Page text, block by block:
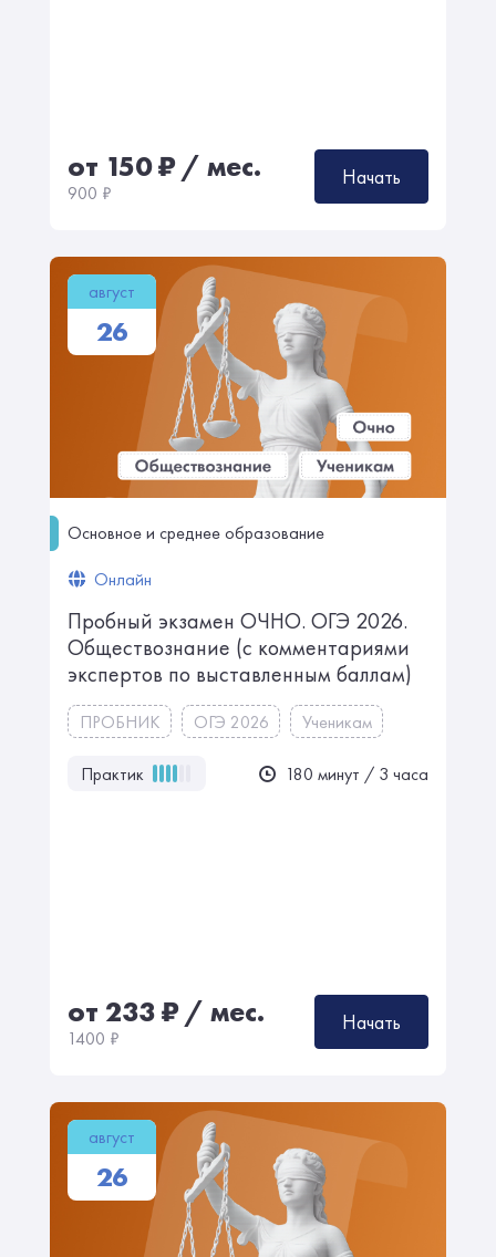
от 150₽/ мес.
900 ₽
Начать
август
26
Основное и среднее образование
Онлайн
Пробный экзамен ОЧНО. ㅤㅤㅤОГЭ 2026.
Обществознание ㅤㅤ(с комментариями
экспертов по выставленным баллам)
ПРОБНИК ОГЭ 2026 Ученикам
Практик 180 минут / 3 часа
от 233₽/ мес.
1400 ₽
Начать
август
26